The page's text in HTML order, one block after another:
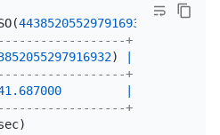
443852055297916932
+
)
+
+